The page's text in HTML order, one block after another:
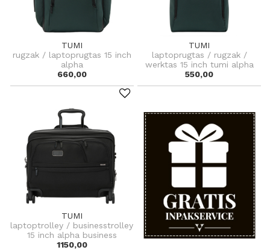
TUMI
rugzak / laptoprugtas 15 inch
alpha
660,00
TUMI
laptoprugtas / rugzak /
werktas 15 inch tumi alpha
550,00
TUMI
laptoptrolley / businesstrolley
15 inch alpha business
1150,00